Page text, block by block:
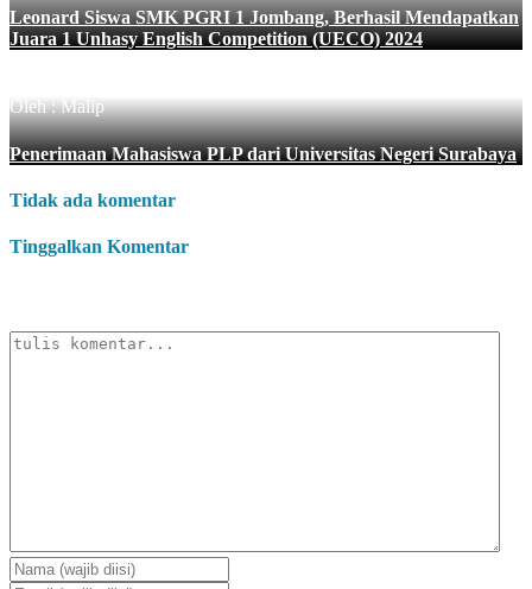
Leonard Siswa SMK PGRI 1 Jombang, Berhasil Mendapatkan
Juara 1 Unhasy English Competition (UECO) 2024
Oleh : Malip
Penerimaan Mahasiswa PLP dari Universitas Negeri Surabaya
Tidak ada komentar
Tinggalkan Komentar